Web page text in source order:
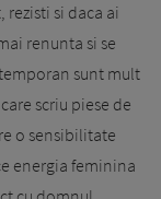
si daca ai
renunta si se
sunt mult
scriu piese de
o sensibilitate
energia feminina